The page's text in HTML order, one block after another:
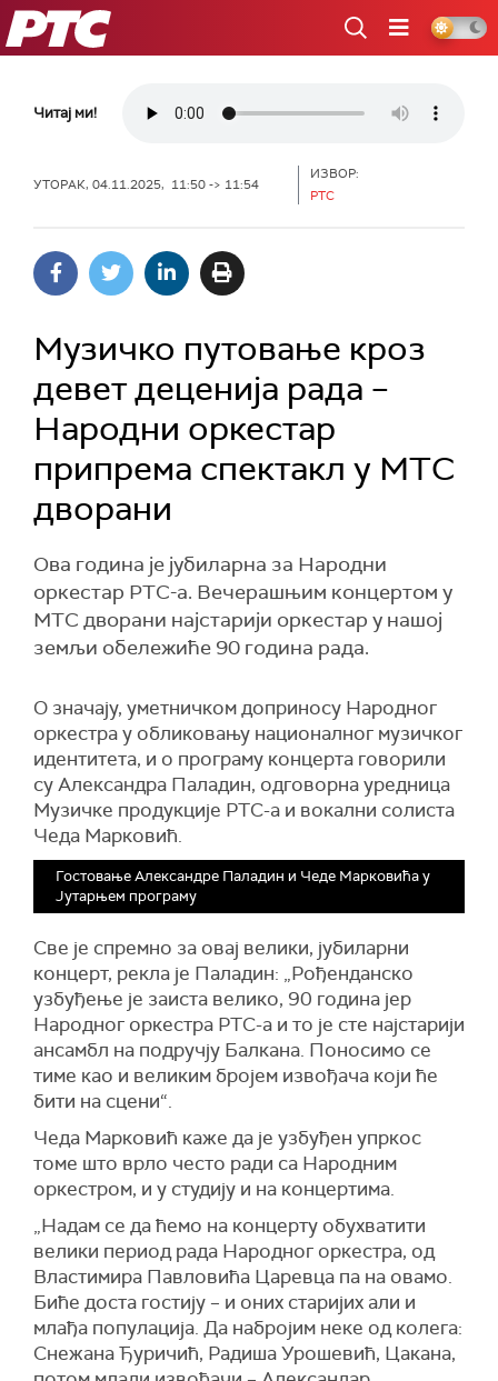
РТС
Читај ми!
УТОРАК, 04.11.2025, 11:50 -> 11:54
ИЗВОР:
РТС
Музичко путовање кроз
девет деценија рада –
Народни оркестар
припрема спектакл у МТС
дворани
Ова година је јубиларна за Народни
оркестар РТС-а. Вечерашњим концертом у
МТС дворани најстарији оркестар у нашој
земљи обележиће 90 година рада.
О значају, уметничком доприносу Народног
оркестра у обликовању националног музичког
идентитета, и о програму концерта говорили
су Александра Паладин, одговорна уредница
Музичке продукције РТС-а и вокални солиста
Чеда Марковић.
Гостовање Александре Паладин и Чеде Марковића у
Јутарњем програму
Све је спремно за овај велики, јубиларни
концерт, рекла је Паладин: „Рођенданско
узбуђење је заиста велико, 90 година јер
Народног оркестра РТС-а и то је сте најстарији
ансамбл на подручју Балкана. Поносимо се
тиме као и великим бројем извођача који ће
бити на сцени“.
Чеда Марковић каже да је узбуђен упркос
томе што врло често ради са Народним
оркестром, и у студију и на концертима.
„Надам се да ћемо на концерту обухватити
велики период рада Народног оркестра, од
Властимира Павловића Царевца па на овамо.
Биће доста гостију – и оних старијих али и
млађа популација. Да набројим неке од колега:
Снежана Ђуричић, Радиша Урошевић, Цакана,